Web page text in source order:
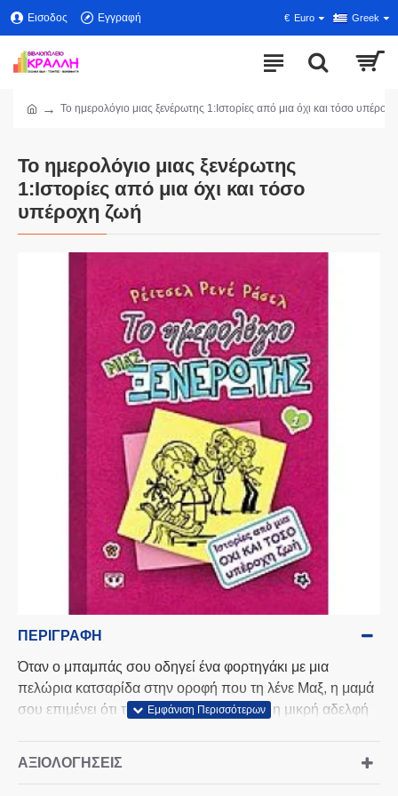
Εισοδος Εγγραφή € Euro Greek
Το ημερολόγιο μιας ξενέρωτης 1:Ιστορίες από μια όχι και τόσο
Το ημερολόγιο μιας ξενέρωτης
1:Ιστορίες από μια όχι και τόσο
υπέροχη ζωή
ΠΕΡΙΓΡΑΦΉ
Όταν ο μπαμπάς σου οδηγεί ένα φορτηγάκι με μια
πελώρια κατσαρίδα στην οροφή που τη λένε Μαξ, η μαμά
σου επιμένει ότι το κινητό είναι άχρηστο, η μικρή αδελφή
ωραίο για να σε προσέξει και οι ΔΗ.ΘΕ.Ν. του καινούριου
ΑΞΙΟΛΟΓΉΣΕΙΣ